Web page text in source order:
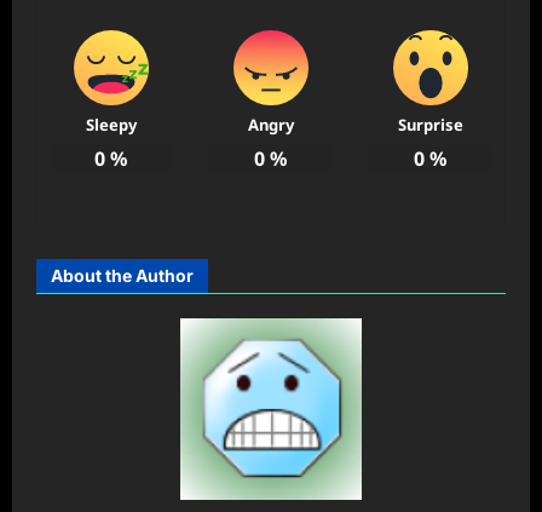
Sleepy
0%
Angry
0%
Surprise
0%
About the Author